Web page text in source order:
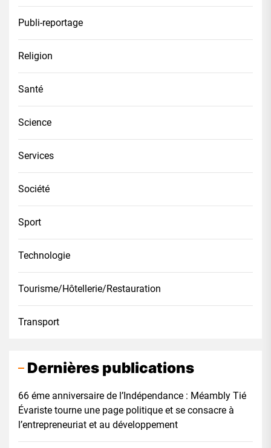
Publi-reportage
Religion
Santé
Science
Services
Société
Sport
Technologie
Tourisme/Hôtellerie/Restauration
Transport
Dernières publications
66 éme anniversaire de l’Indépendance : Méambly Tié
Évariste tourne une page politique et se consacre à
l’entrepreneuriat et au développement